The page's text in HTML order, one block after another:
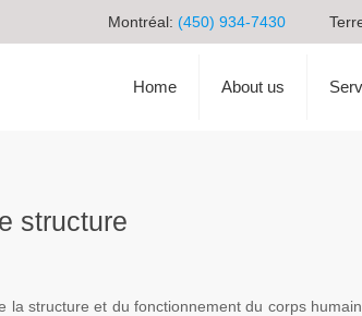
Montréal: (450) 934-7430
Home About us
structure
la structure et du fonctionnement du corps